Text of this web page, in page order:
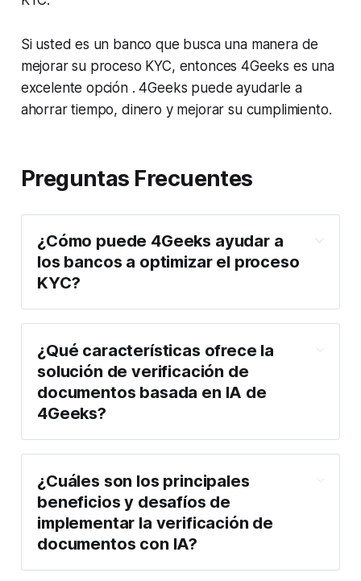
Si usted es un banco que busca una manera de
mejorar su proceso KYC, entonces 4Geeks es una
excelente opción . 4Geeks puede ayudarle a
ahorrar tiempo, dinero y mejorar su cumplimiento.
Preguntas Frecuentes
¿Cómo puede 4Geeks ayudar a
los bancos a optimizar el proceso
KYC?
¿Qué características ofrece la
solución de verificación de
documentos basada en IA de
4Geeks?
¿Cuáles son los principales
beneficios y desafíos de
implementar la verificación de
documentos con IA?